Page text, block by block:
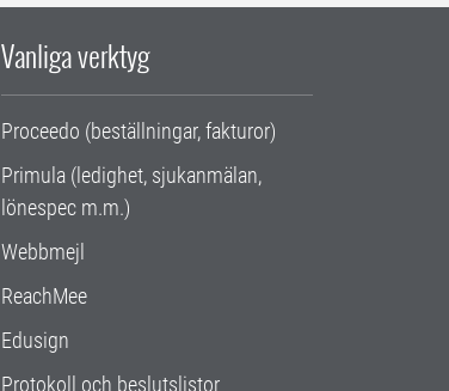
Vanliga verktyg
Proceedo (beställningar, fakturor)
Primula (ledighet, sjukanmälan,
lönespec m.m.)
Webbmejl
ReachMee
Edusign
Protokoll och beslutslistor